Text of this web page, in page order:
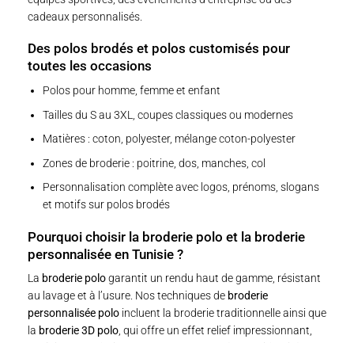
cadeaux personnalisés.
Des polos brodés et polos customisés pour
toutes les occasions
Polos pour homme, femme et enfant
Tailles du S au 3XL, coupes classiques ou modernes
Matières : coton, polyester, mélange coton-polyester
Zones de broderie : poitrine, dos, manches, col
Personnalisation complète avec logos, prénoms, slogans
et motifs sur polos brodés
Pourquoi choisir la broderie polo et la broderie
personnalisée en Tunisie ?
La broderie pologarantit un rendu haut de gamme, résistant
au lavage et à l’usure. Nos techniques de broderie
personnalisée polo incluent la broderie traditionnelle ainsi que
la broderie 3D polo , qui offre un effet relief impressionnant,